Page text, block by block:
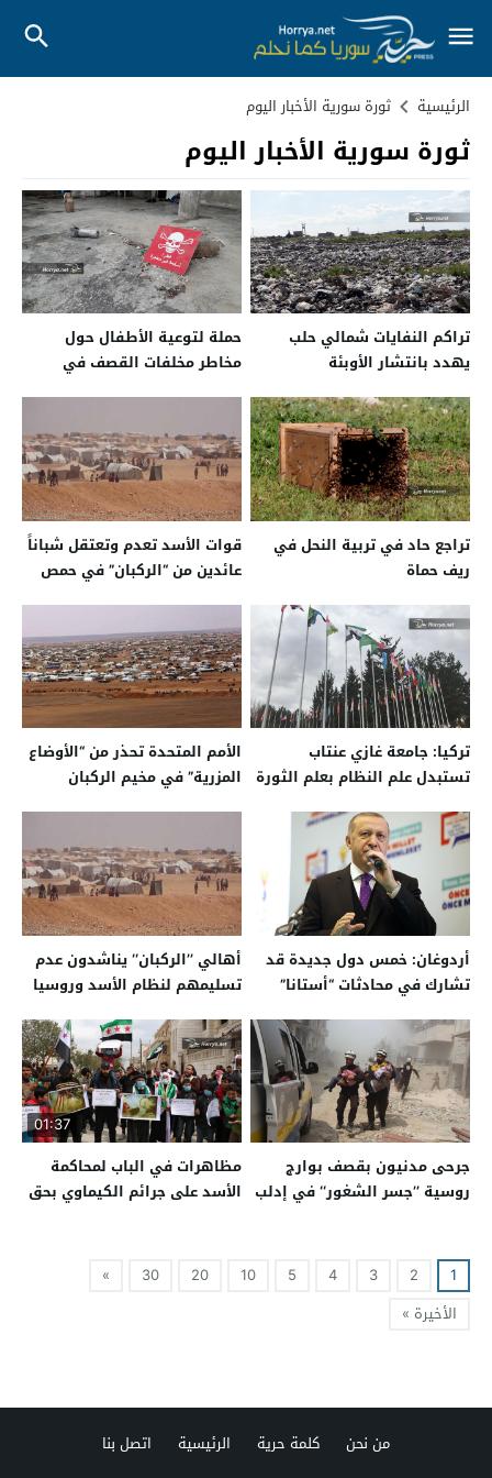
الرئيسية ثورة سورية الأخبار اليوم
ثورة سورية الأخبار اليوم
تراكم النفايات شمالي حلب
يهدد بانتشار الأوبئة
حملة لتوعية الأطفال حول
مخاطر مخلفات القصف في
تراجع حاد في تربية النحل في
ريف حماة
قوات الأسد تعدم وتعتقل شباناً
عائدين من “الركبان” في حمص
تركيا: جامعة غازي عنتاب
تستبدل علم النظام بعلم الثورة
الأمم المتحدة تحذر من “الأوضاع
المزرية” في مخيم الركبان
أردوغان: خمس دول جديدة قد
تشارك في محادثات “أستانا”
أهالي ’’الركبان‘‘ يناشدون عدم
تسليمهم لنظام الأسد وروسيا
جرحى مدنيون بقصف بوارج
روسية ’’جسر الشغور‘‘ في إدلب
01:37
مظاهرات في الباب لمحاكمة
الأسد على جرائم الكيماوي بحق
1
2
3
4
5
10
20
30
»
الأخيرة »
من نحن كلمة حرية الرئيسية اتصل بنا